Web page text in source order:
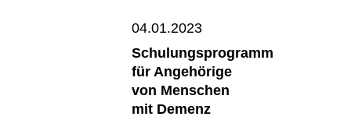
04.01.2023
Schulungsprogramm
für Angehörige
von Menschen
mit Demenz